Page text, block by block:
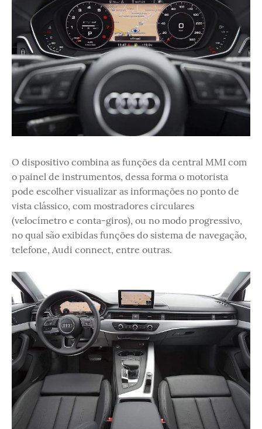
O dispositivo combina as funções da central MMI com
o painel de instrumentos, dessa forma o motorista
pode escolher visualizar as informações no ponto de
vista clássico, com mostradores circulares
(velocímetro e conta-giros), ou no modo progressivo,
no qual são exibidas funções do sistema de navegação,
telefone, Audi connect, entre outras.